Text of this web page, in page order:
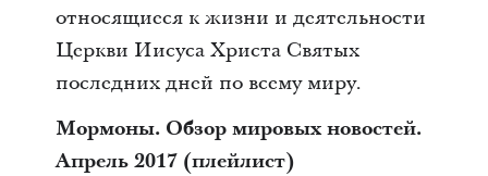
относящиеся к жизни и деятельности
Церкви Иисуса Христа Святых
последних дней по всему миру.
Мормоны. Обзор мировых новостей.
Апрель 2017 (плейлист)